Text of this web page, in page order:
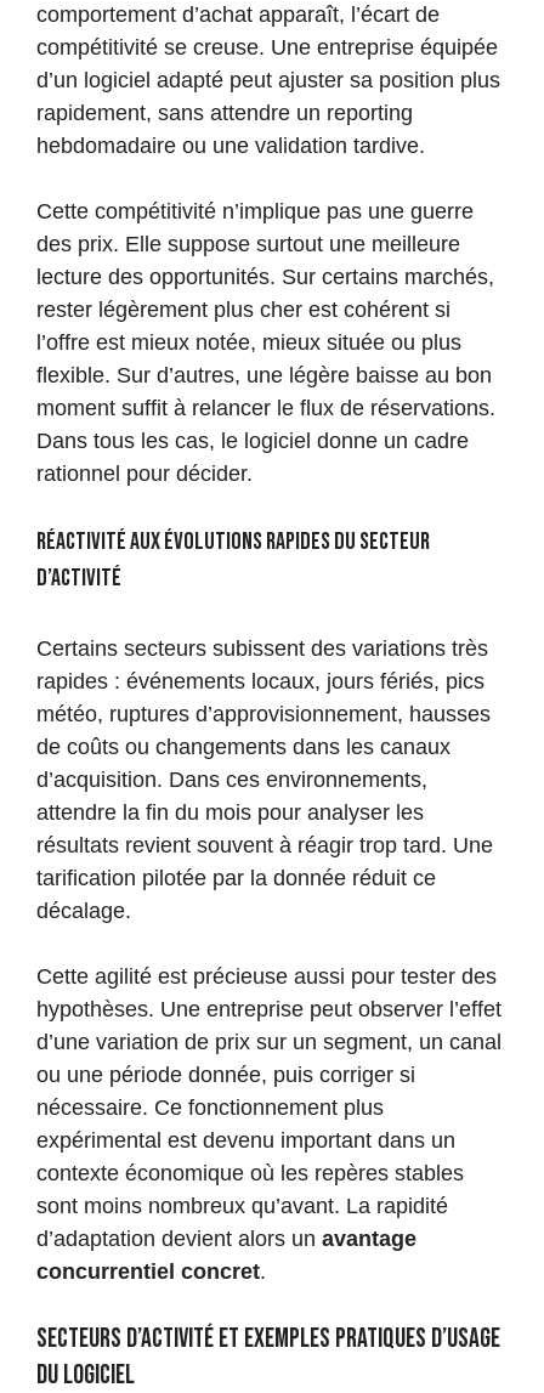
comportement d’achat apparaît, l’écart de
compétitivité se creuse. Une entreprise équipée
d’un logiciel adapté peut ajuster sa position plus
rapidement, sans attendre un reporting
hebdomadaire ou une validation tardive.
Cette compétitivité n’implique pas une guerre
des prix. Elle suppose surtout une meilleure
lecture des opportunités. Sur certains marchés,
rester légèrement plus cher est cohérent si
l’offre est mieux notée, mieux située ou plus
flexible. Sur d’autres, une légère baisse au bon
moment suffit à relancer le flux de réservations.
Dans tous les cas, le logiciel donne un cadre
rationnel pour décider.
Réactivité aux évolutions rapides du secteur
d’activité
Certains secteurs subissent des variations très
rapides : événements locaux, jours fériés, pics
météo, ruptures d’approvisionnement, hausses
de coûts ou changements dans les canaux
d’acquisition. Dans ces environnements,
attendre la fin du mois pour analyser les
résultats revient souvent à réagir trop tard. Une
tarification pilotée par la donnée réduit ce
décalage.
Cette agilité est précieuse aussi pour tester des
hypothèses. Une entreprise peut observer l’effet
d’une variation de prix sur un segment, un canal
ou une période donnée, puis corriger si
nécessaire. Ce fonctionnement plus
expérimental est devenu important dans un
contexte économique où les repères stables
sont moins nombreux qu’avant. La rapidité
d’adaptation devient alors un avantage
concurrentiel concret.
Secteurs d’activité et exemples pratiques d’usage
du logiciel